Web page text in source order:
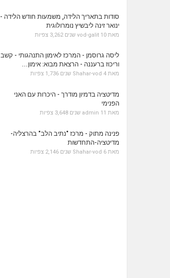
סודות בתאריך הלידה, משמעות חודש הלידה -
ינואר זינה ליבשיץ נומרולוגית
מאת vod-galit 10 שנים 3,262 צפיות
ליסה גרוסמן - המרכז לאימון התנהגותי - קשב
וריכוז ברעננה - הרצאת מבוא: אימון...
מאת Shahar-vod 4 שנים 1,736 צפיות
מדיטציה בדמיון מודרך - היכרות עם האני
הפנימי
מאת admin 11 שנים 3,648 צפיות
פנינה מתוק - מרכז "נתיב הלב" בהרצליה-
מדיטציה-התחדשות
מאת Shahar-vod 6 שנים 2,146 צפיות